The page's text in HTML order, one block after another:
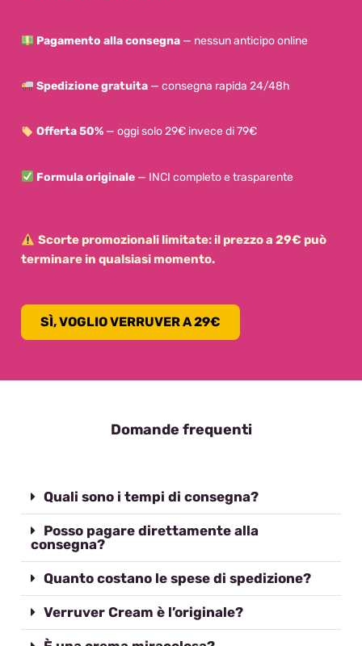
Pagamento alla consegna— nessun anticipo online
Spedizione gratuita— consegna rapida 24/48h
Offerta 50%— oggi solo 29€ invece di 79€
Formula originale— INCI completo e trasparente
Scorte promozionali limitate: il prezzo a 29€ può
terminare in qualsiasi momento.
SÌ, VOGLIO VERRUVER A 29€
Domande frequenti
Quali sono i tempi di consegna?
Posso pagare direttamente alla
consegna?
Quanto costano le spese di spedizione?
Verruver Cream è l’originale?